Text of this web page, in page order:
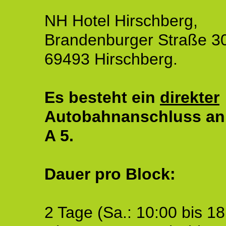
NH Hotel Hirschberg,
Brandenburger Straße
69493 Hirschberg.
Es besteht ein direkter
Autobahnanschluss
A 5.
Dauer pro Block:
2 Tage (Sa.: 10:00 bis